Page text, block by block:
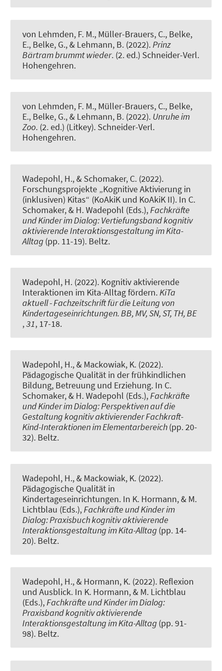
von Lehmden, F. M., Müller-Brauers, C., Belke,
E., Belke, G., & Lehmann, B. (2022).Prinz
Bärtram brummt wieder. (2. ed.) Schneider-Verl.
Hohengehren.
von Lehmden, F. M., Müller-Brauers, C., Belke,
E., Belke, G., & Lehmann, B. (2022). Unruhe im
Zoo. (2. ed.) (Litkey). Schneider-Verl.
Hohengehren.
Wadepohl, H., & Schomaker, C. (2022).
Forschungsprojekte „Kognitive Aktivierung in
(inklusiven) Kitas“ (KoAkiK und KoAkiK II). In C.
Schomaker, & H. Wadepohl (Eds.),Fachkräfte
und Kinder im Dialog: Vertiefungsband kognitiv
aktivierende Interaktionsgestaltung im Kita-
Alltag (pp. 11-19). Beltz.
Wadepohl, H. (2022). Kognitiv aktivierende
Interaktionen im Kita-Alltag fördern.KiTa
aktuell - Fachzeitschrift für die Leitung von
Kindertageseinrichtungen. BB, MV, SN, ST, TH, BE
,31, 17-18.
Wadepohl, H., & Mackowiak, K. (2022).
Pädagogische Qualität in der frühkindlichen
Bildung, Betreuung und Erziehung. In C.
Schomaker, & H. Wadepohl (Eds.),Fachkräfte
und Kinder im Dialog: Perspektiven auf die
Gestaltung kognitiv aktivierender Fachkraft-
Kind-Interaktionen im Elementarbereich(pp. 20-
32). Beltz.
Wadepohl, H., & Mackowiak, K. (2022).
Pädagogische Qualität in
Kindertageseinrichtungen. In K. Hormann, & M.
Lichtblau (Eds.),Fachkräfte und Kinder im
Dialog: Praxisbuch kognitiv aktivierende
Interaktionsgestaltung im Kita-Alltag (pp. 14-
20). Beltz.
Wadepohl, H., & Hormann, K. (2022). Reflexion
und Ausblick. In K. Hormann, & M. Lichtblau
(Eds.),Fachkräfte und Kinder im Dialog:
Praxisband kognitiv aktivierende
Interaktionsgestaltung im Kita-Alltag (pp. 91-
98). Beltz.